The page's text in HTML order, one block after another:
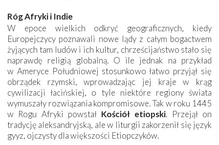
Róg Afryki i Indie
W epoce wielkich odkryć geograficznych, kiedy
Europejczycy poznawali nowe lądy z całym bogactwem
żyjących tam ludów i ich kultur, chrześcijaństwo stało się
naprawdę religią globalną. O ile jednak na przykład
w Ameryce Południowej stosunkowo łatwo przyjął się
obrządek rzymski, wprowadzając jej kraje w krąg
cywilizacji łacińskiej, o tyle niektóre regiony świata
wymuszały rozwiązania kompromisowe. Tak w roku 1445
w Rogu Afryki powstał Kościół etiopski. Przejął on
tradycję aleksandryjską, ale w liturgii zakorzenił się język
gyyz, ojczysty dla większości Etiopczyków.